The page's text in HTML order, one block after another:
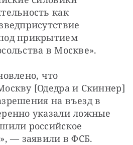
как
прикрытием
в Москве».
что
[Одедра и Скиннер]
на въезд в
указали ложные
российское
— заявили в ФСБ.